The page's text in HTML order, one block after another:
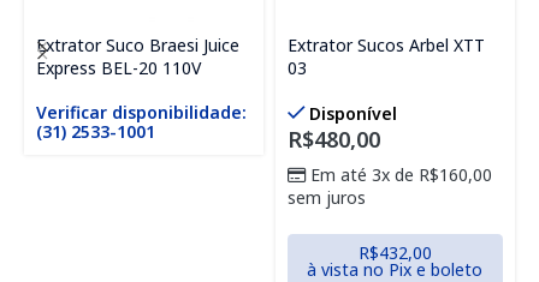
Extrator Suco Braesi Juice
Express BEL-20 110V
Verificar disponibilidade:
(31) 2533-1001
Extrator Sucos Arbel XTT
03
Disponível
R$480,00
Em até 3x de R$160,00
sem juros
R$432,00
à vista no Pix e boleto